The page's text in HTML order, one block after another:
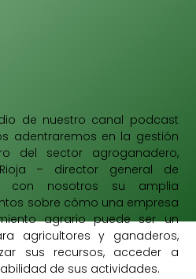
de nuestro canal podcast
adentraremos en la gestión
del sector agroganadero,
– director general de
con nosotros su amplia
sobre cómo una empresa
agrario puede ser un
agricultores y ganaderos,
sus recursos, acceder a
de sus actividades.